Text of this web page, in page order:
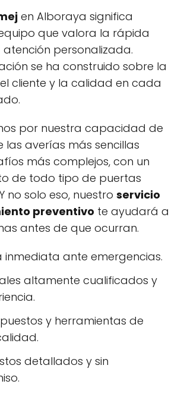
en Alboraya significa
que valora la rápida
personalizada.
se ha construido sobre la
cliente y la calidad en cada
por nuestra capacidad de
las averías más sencillas
más complejos, con un
de todo tipo de puertas
no solo eso, nuestro servicio
preventivo te ayudará a
antes de que ocurran.
inmediata ante emergencias.
altamente cualificados y
y herramientas de
detallados y sin